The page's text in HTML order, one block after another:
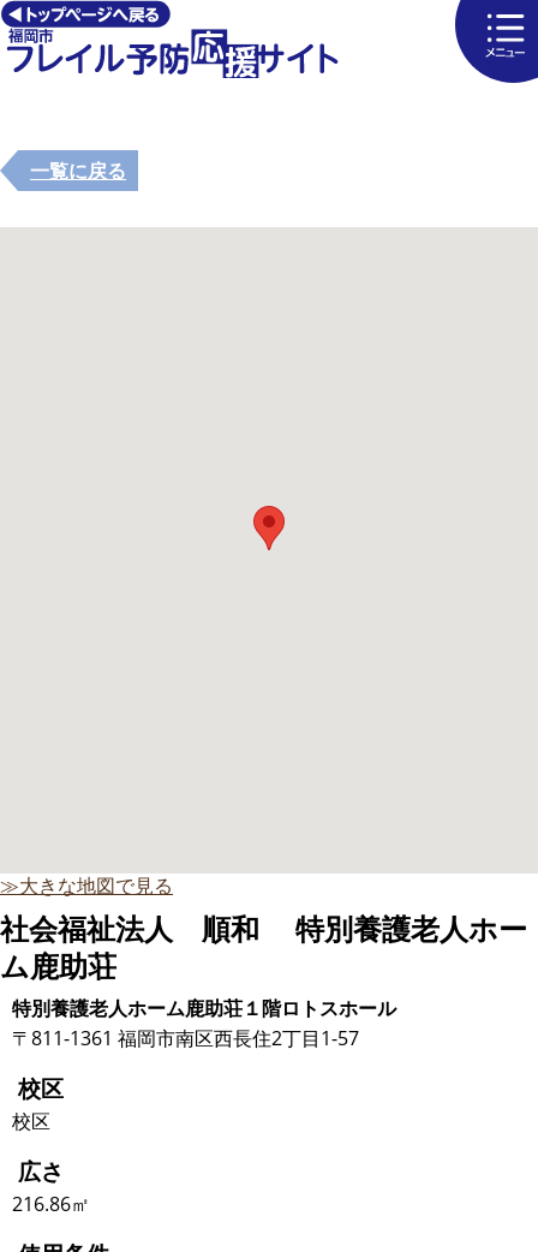
一覧に戻る
≫大きな地図で見る
社会福祉法人 順和 特別養護老人ホー
ム鹿助荘
特別養護老人ホーム鹿助荘１階ロトスホール
〒811-1361 福岡市南区西長住2丁目1-57
校区
校区
広さ
216.86㎡